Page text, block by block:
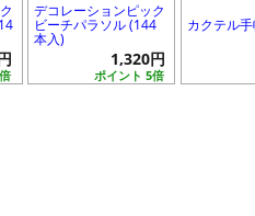
デコレーションピック
ビーチパラソル (144
本入)
ポイント 5倍
1,320円
カクテル